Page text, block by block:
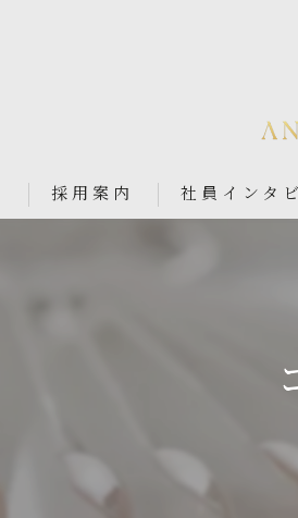
採用案内 社員インタ